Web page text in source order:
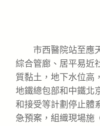
市西醫院站至應天
綜合管廊、居平易近
質黏土，地下水位高
地鐵總包部和中鐵北
和接受等計劃停止體
急預案，組織現場施